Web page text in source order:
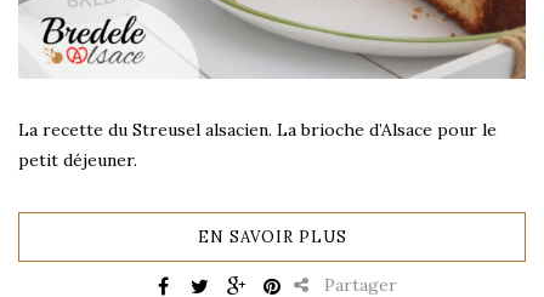
La recette du Streusel alsacien. La brioche d’Alsace pour le
petit déjeuner.
EN SAVOIR PLUS
Partager